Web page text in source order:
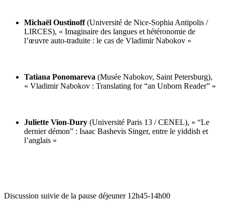
Michaël Oustinoff(Université de Nice-Sophia Antipolis /
LIRCES), « Imaginaire des langues et hétéronomie de
l’œuvre auto-traduite : le cas de Vladimir Nabokov »
Tatiana Ponomareva (Musée Nabokov, Saint Petersburg),
« Vladimir Nabokov : Translating for “an Unborn Reader” »
Juliette Vion-Dury (Université Paris 13 / CENEL), « “Le
dernier démon” : Isaac Bashevis Singer, entre le yiddish et
l’anglais »
Discussion suivie de la pause déjeuner 12h45-14h00